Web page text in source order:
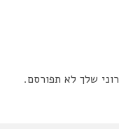
שלך לא תפורסם.